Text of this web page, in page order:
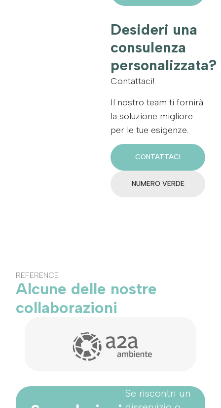
Desideri una
consulenza
personalizzata?
Contattaci!
Il nostro team ti fornirà
la soluzione migliore
per le tue esigenze.
CONTATTACI
NUMERO VERDE
REFERENCE
Alcune delle nostre
collaborazioni
Se riscontri un